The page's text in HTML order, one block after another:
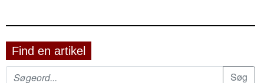
Find en artikel